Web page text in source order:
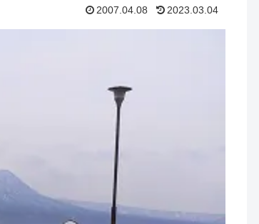
2007.04.08 2023.03.04